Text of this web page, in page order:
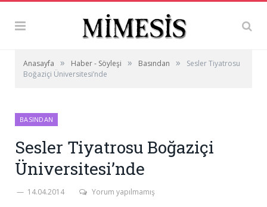
Anasayfa » Haber - Söyleşi » Basından »
Sesler Tiyatrosu
Boğaziçi Üniversitesi’nde
BASINDAN
Sesler Tiyatrosu Boğaziçi
Üniversitesi’nde
14.04.2014 Yorum yapılmamış